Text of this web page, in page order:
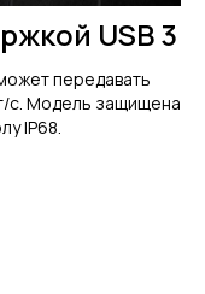
USB 3
передавать
с. Модель защищена
IP68.